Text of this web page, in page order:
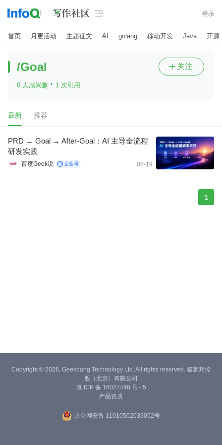
 登录
首页 月更活动 主题征文 AI golang 移动开发 Java 开源
/Goal
0 人感兴趣 · 1 次引用
 关注
最新 推荐
PRD → Goal → After-Goal：AI 主导全流程
研发实践
百度Geek说 05-19
1
Copyright © 2026, Geekbang Technology Ltd. All rights reserved. 极客邦控
股（北京）有限公司
京 ICP 备 16027448 号 - 5
产品资质
京公网安备 11010502039052号